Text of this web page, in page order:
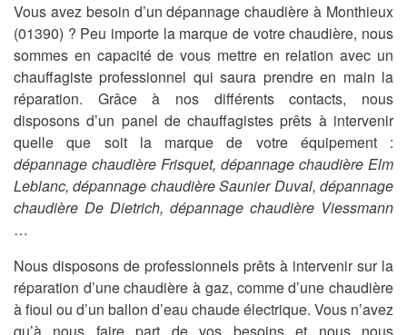
Vous avez besoin d’un dépannage chaudière à Monthieux
(01390) ? Peu importe la marque de votre chaudière, nous
sommes en capacité de vous mettre en relation avec un
chauffagiste professionnel qui saura prendre en main la
réparation. Grâce à nos différents contacts, nous
disposons d’un panel de chauffagistes prêts à intervenir
quelle que soit la marque de votre équipement :
dépannage chaudière Frisquet, dépannage chaudière Elm
Leblanc, dépannage chaudière Saunier Duval, dépannage
chaudière De Dietrich, dépannage chaudière Viessmann
…
Nous disposons de professionnels prêts à intervenir sur la
réparation d’une chaudière à gaz, comme d’une chaudière
à fioul ou d’un ballon d’eau chaude électrique. Vous n’avez